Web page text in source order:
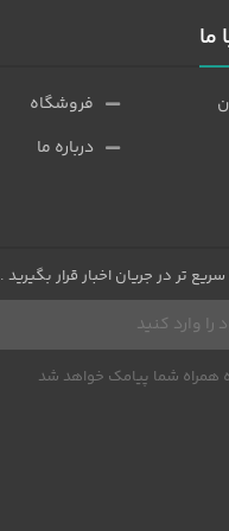
ما
فروشگاه
درباره ما
تر در جریان اخبار قرار بگیرید .
همراه شما پیامک خواهد شد